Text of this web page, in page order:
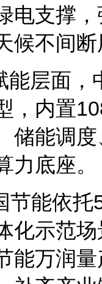
电支撑
候不间
能层面，
，内置
储能调
力底座。
节能依
化示范
能万润